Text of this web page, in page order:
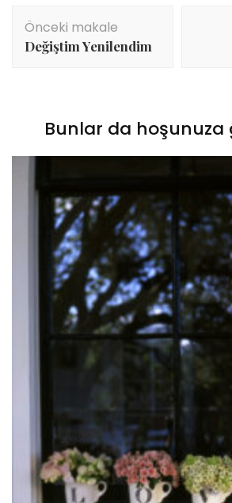
Yazı
dolaşımı
Önceki makale
Değiştim Yenilendim
Bunlar da hoşunuza